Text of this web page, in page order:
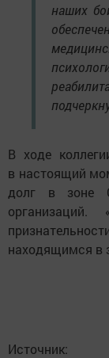
наших
В ходе
в настоящий
долг в зоне
находящимся в